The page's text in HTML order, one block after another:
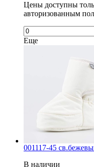
Цены доступны
авторизованным
Еще
001117-45
В наличии